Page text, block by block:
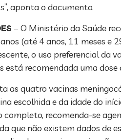
aponta o documento.
– O Ministério da Saúde
(até 4 anos, 11 meses e
o uso preferencial da
está recomendada uma
as quatro vacinas
escolhida e da idade do
recomenda-se
que não existem dados de